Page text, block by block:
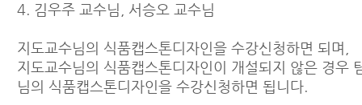
4. 김우주 교수님, 서승오 교수님
지도교수님의 식품캡스톤디자인을 수강신청하면 되며,
지도교수님의 식품캡스톤디자인이 개설되지 않은 경우
님의 식품캡스톤디자인을 수강신청하면 됩니다.